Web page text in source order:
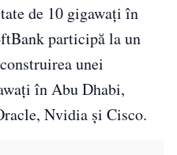
de 10 gigawați în
participă la un
unei
în Abu Dhabi,
Nvidia și Cisco.